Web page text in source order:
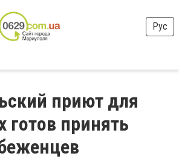
Рус
приют для
принять